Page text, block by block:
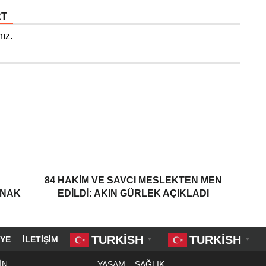
84 HAKIM VE SAVCI MESLEKTEN MEN
EDILDI: AKIN GÜRLEK AÇIKLADI
İLETIŞIM TURKISH ▼ TURKISH ▼